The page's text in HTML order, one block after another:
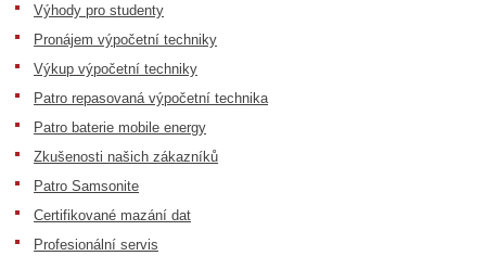
Výhody pro studenty
Pronájem výpočetní techniky
Výkup výpočetní techniky
Patro repasovaná výpočetní technika
Patro baterie mobile energy
Zkušenosti našich zákazníků
Patro Samsonite
Certifikované mazání dat
Profesionální servis